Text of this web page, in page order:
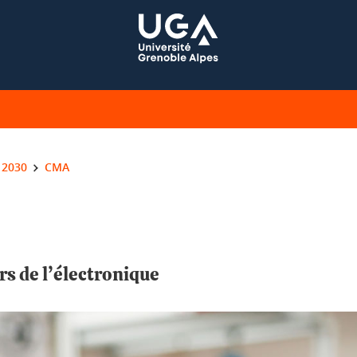
CMA
de l’électronique